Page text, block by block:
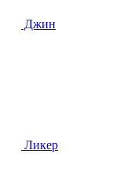
Джин
Ликер